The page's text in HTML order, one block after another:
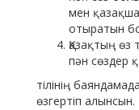
мен
отыратын
Қазақтың өз
пән сөздер
тілінің
өзгертіп алынсын.